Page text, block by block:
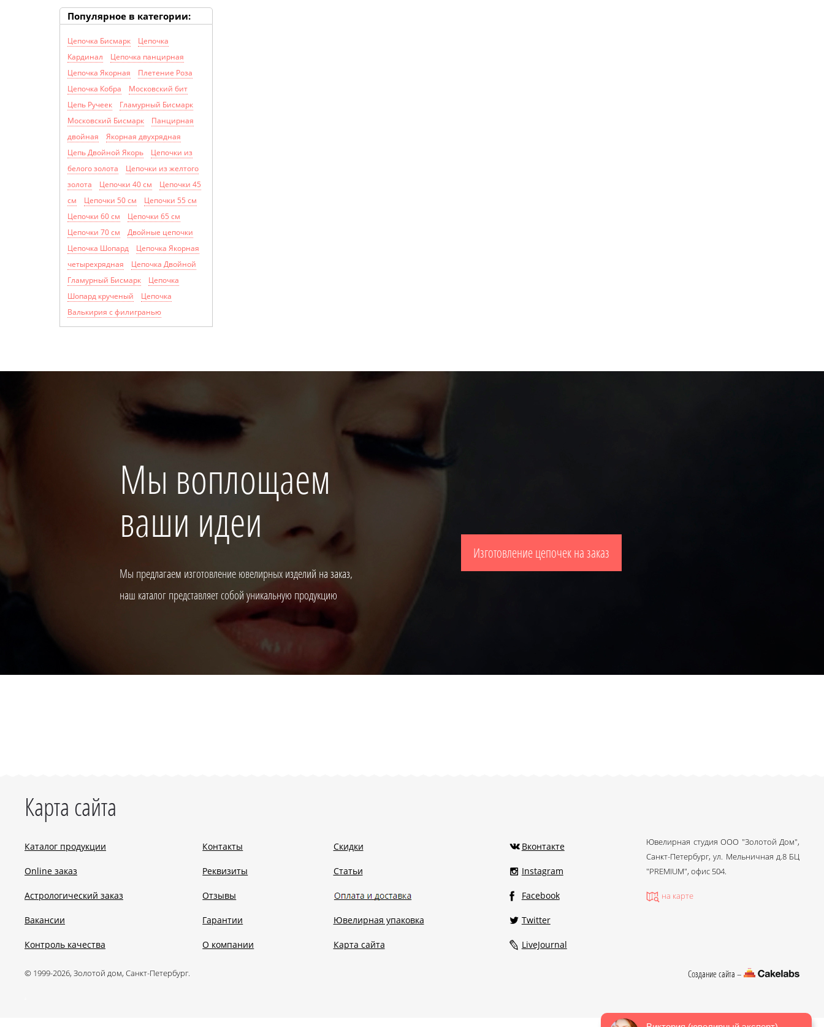
Популярное в категории:
Цепочка Бисмарк
Цепочка
Кардинал
Цепочка панцирная
Цепочка Якорная
Плетение Роза
Цепочка Кобра
Московский бит
Цепь Ручеек
Гламурный Бисмарк
Московский Бисмарк
Панцирная
двойная
Якорная двухрядная
Цепь Двойной Якорь
Цепочки из
белого золота
Цепочки из желтого
золота
Цепочки 40 см
Цепочки 45
см
Цепочки 50 см
Цепочки 55 см
Цепочки 60 см
Цепочки 65 см
Цепочки 70 см
Двойные цепочки
Цепочка Шопард
Цепочка Якорная
четырехрядная
Цепочка Двойной
Гламурный Бисмарк
Цепочка
Шопард крученый
Цепочка
Валькирия с филигранью
Мы воплощаем
ваши идеи
Мы предлагаем изготовление ювелирных изделий на заказ,
наш каталог представляет собой уникальную продукцию
Изготовление цепочек на заказ
Карта сайта
Каталог продукции
Online заказ
Астрологический заказ
Вакансии
Контроль качества
Контакты
Реквизиты
Отзывы
Гарантии
О компании
Скидки
Статьи
Ювелирная упаковка
Карта сайта
Вконтакте
Instagram
Facebook
Twitter
LiveJournal
Ювелирная студия ООО "Золотой Дом",
Санкт-Петербург, ул. Мельничная д.8 БЦ
"PREMIUM", офис 504.
на карте
© 1999-2026, Золотой дом, Санкт-Петербург.
Создание сайта –